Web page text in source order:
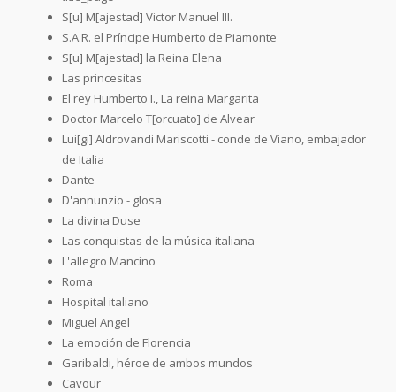
S[u] M[ajestad] Victor Manuel III.
S.A.R. el Príncipe Humberto de Piamonte
S[u] M[ajestad] la Reina Elena
Las princesitas
El rey Humberto I., La reina Margarita
Doctor Marcelo T[orcuato] de Alvear
Lui[gi] Aldrovandi Mariscotti - conde de Viano, embajador
de Italia
Dante
D'annunzio - glosa
La divina Duse
Las conquistas de la música italiana
L'allegro Mancino
Roma
Hospital italiano
Miguel Angel
La emoción de Florencia
Garibaldi, héroe de ambos mundos
Cavour